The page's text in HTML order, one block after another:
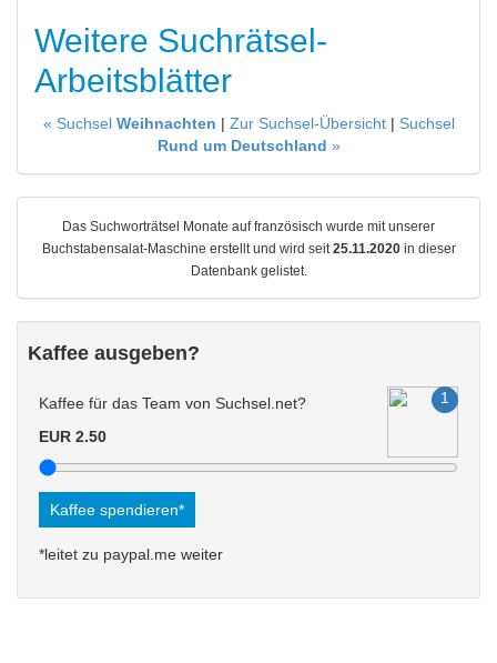
Weitere Suchrätsel-
Arbeitsblätter
« Suchsel Weihnachten | Zur Suchsel-Übersicht| Suchsel
Rund um Deutschland »
Das Suchworträtsel Monate auf französisch wurde mit unserer
Buchstabensalat-Maschine erstellt und wird seit 25.11.2020in dieser
Datenbank gelistet.
Kaffee ausgeben?
Kaffee für das Team von Suchsel.net?
EUR 2.50
Kaffee spendieren*
*leitet zu paypal.me weiter